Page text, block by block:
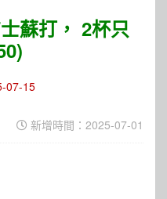
蘇打， 2杯只
07-15
新增時間：2025-07-01